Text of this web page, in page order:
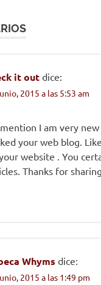
it out dice:
2015 a las 5:53 am
I am very
your web blog.
website . You
Thanks for
Whyms dice:
2015 a las 1:49 pm